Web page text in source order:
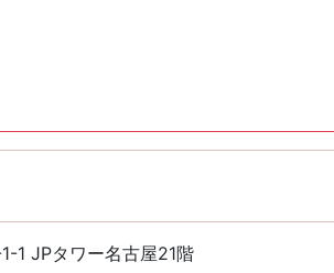
1 JPタワー名古屋21階